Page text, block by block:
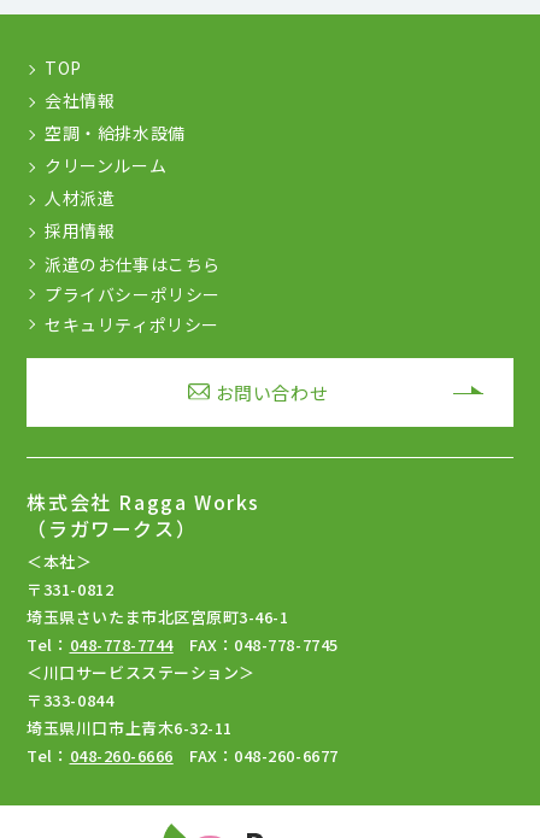
TOP
会社情報
空調・給排水設備
クリーンルーム
人材派遣
採用情報
派遣のお仕事はこちら
プライバシーポリシー
セキュリティポリシー
お問い合わせ
株式会社 Ragga Works
（ラガワークス）
＜本社＞
〒331-0812
埼玉県さいたま市北区宮原町3-46-1
Tel： 048-778-7744FAX：048-778-7745
＜川口サービスステーション＞
〒333-0844
埼玉県川口市上青木6-32-11
Tel： 048-260-6666 FAX：048-260-6677